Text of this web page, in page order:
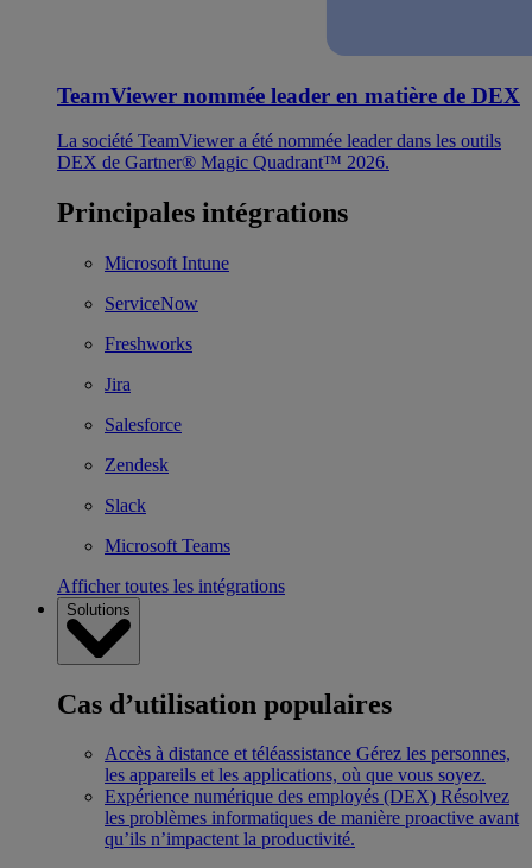
TeamViewer nommée leader en matière de DEX
La société TeamViewer a été nommée leader dans les outils
DEX de Gartner® Magic Quadrant™ 2026.
Principales intégrations
Microsoft Intune
ServiceNow
Freshworks
Jira
Salesforce
Zendesk
Slack
Microsoft Teams
Afficher toutes les intégrations
Solutions
Cas d’utilisation populaires
Accès à distance et téléassistance Gérez les personnes,
les appareils et les applications, où que vous soyez.
Expérience numérique des employés (DEX) Résolvez
les problèmes informatiques de manière proactive avant
qu’ils n’impactent la productivité.